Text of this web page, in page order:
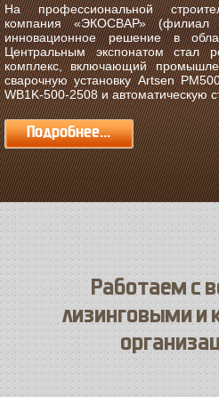
На профессиональной
компания «ЭКОСВАР» (филиал
инновационное решение в
Центральным экспонатом стал
комплекс, включающий
сварочную установку Artsen
WB1K-500-2508 и автоматическую
Подробнее...
Работаем с
лизинговыми и